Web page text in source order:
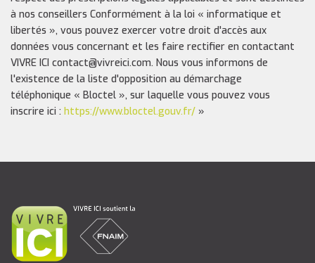
à nos conseillers Conformément à la loi « informatique et
libertés », vous pouvez exercer votre droit d'accès aux
données vous concernant et les faire rectifier en contactant
VIVRE ICI contact@vivreici.com. Nous vous informons de
l'existence de la liste d'opposition au démarchage
téléphonique « Bloctel », sur laquelle vous pouvez vous
inscrire ici : https://www.bloctel.gouv.fr/ »